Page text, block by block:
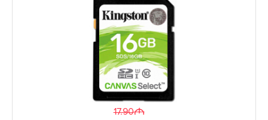
17.90M